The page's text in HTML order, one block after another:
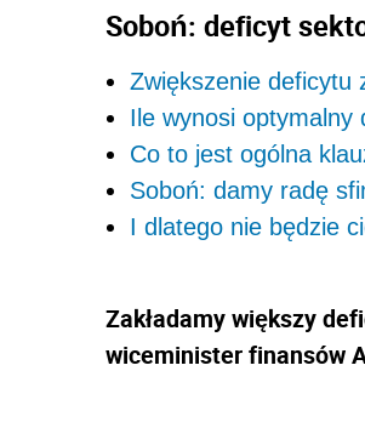
Soboń: deficyt
Zwiększenie deficytu
Ile wynosi optymalny
Co to jest ogólna
Soboń: damy radę
I dlatego nie będzie
Zakładamy większy
wiceminister finansów